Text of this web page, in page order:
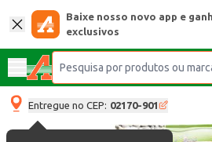
Baixe nosso novo app e
exclusivos
Entregue no CEP: 02170-901